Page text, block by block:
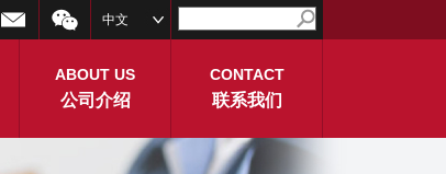
中文
ABOUT US
公司介绍
CONTACT
联系我们